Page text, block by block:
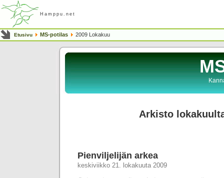
Hamppu.net
Etusivu MS-potilas 2009 Lokakuu
Arkisto
Pienviljelijän arkea
keskiviikko 21. lokakuuta 2009